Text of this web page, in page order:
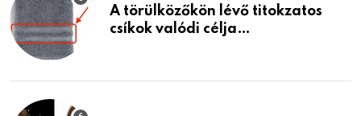
A törülközőkön lévő titokzatos
csíkok valódi célja…